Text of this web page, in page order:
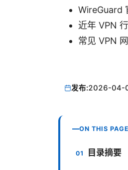
WireGuard
近年 VPN
常见 VPN
发布:2026-04-
ON THIS PAGE
目录摘要